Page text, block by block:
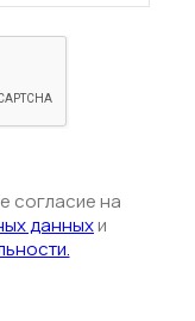
согласие на
данныхи